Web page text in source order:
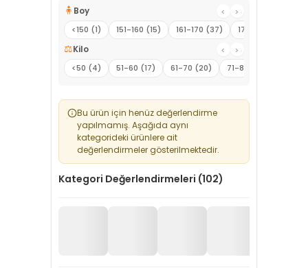
🧍 Boy ‹
›
<150 (1)
151-160 (15) 161-170 (37) 171-180 (5)
⚖️Kilo ‹
›
<50 (4)
51-60 (17) 61-70 (20) 71-80 (12)
Bu ürün için henüz değerlendirme
yapılmamış. Aşağıda aynı
kategorideki ürünlere ait
değerlendirmeler gösterilmektedir.
Kategori Değerlendirmeleri (102)